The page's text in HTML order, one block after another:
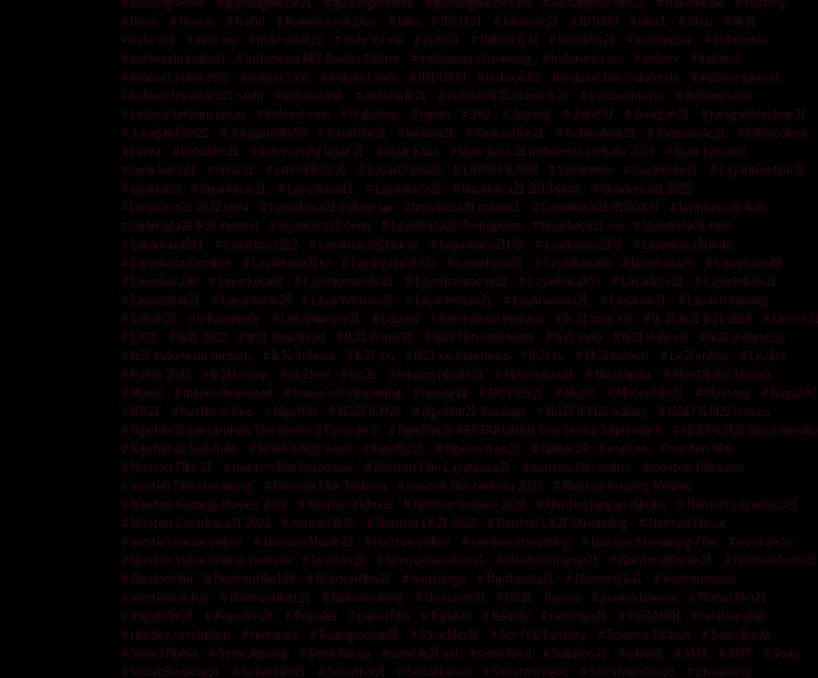
hooq
Horror hotel human evolution Idlix IDLIX21 Idmovie21 IDNXXI idxx1 Idxxi
ilk21
indo xx1
indo xxi indo xxi lk21 indo xxi xxi indo21 INDOFILM Indofilm21 indomovie
Indonesia
indonesia indoxxi
Indonesia Milf Boobs Online indonesia streaming indonesia xxi indoxx
indoxx1
indoxx1 indonesia
indoxx1 xxi indoxx1.com INDOXXI indoxxi bz indoxxi film indonesia
indoxxi ganool
indoxxi layarkaca21 semi
indoxxi link indoxxi lk21 indoxxi lk21 movie lk21 indoxxi movie
indoxxi semi
indoxxi terbaru japan
indoxxi.com itubokep japan JAV Jepang JoinXXI Juragan21
juraganbioskop21
JuraganFilm21
Juraganfilm99 Kacafilm21 kawan21 Kawanfilm21 Kebioskop21 Kingmovie21
klikbioskop
korea
kotafilm21 kstreaming layar 21 layar kaca layar kaca 21 indonesia terbaru 2019
layar kaca xxi
layar kaca21
layar21 LAYARBOS21 LayarDunia21 LAYARFILM99 Layarindo Layarindo21
Layarindofilm21
layarkaca
layarkaca 21 Layarkaca11 Layarkaca21 layarkaca21 2019 semi
layarkaca21 2022
layarkaca21 2022 semi
Layarkaca21 indonesia layarkaca21 indoxx1 Layarkaca21 INDOXXI
layarkaca21 lk21
layarkaca21 lk21 indoxxi
layarkaca21 semi Layarkaca21 Terpopuler layarkaca21 xxi
layarkaca21.com
Layarkaca211
Layarkaca212 Layarkaca21bluray Layarkaca21HD Layarkaca21id
Layarkaca21indo
Layarkaca21online
Layarkaca21tv Layarkaca21XXI Layarkaca55 Layarkaca66 layarkaca71
Layarkaca88
Layarkaca99
Layarkacaid Layarkacaindo21 Layarkacasemi21 LayarkacaXXI Layarkita21
Layarlebah21
Layarlebar21
Layarlebar24 Layarnonton21 Layarteman21 Layarwarna21 Layarxxi21
Layastreaming
Lebah21
lebahmovie Lebahmovie21 Ligaxxi link indoxxi terbaru lk 21 indo xxi lk 21 lk21 lk21 2019
Lk net21
LK21
lk21 2022 lk21 download lk21 Dunia21 lk21 film indonesia lk21 indo lk21 indo xxi
lk21 indonesia
lk21 indonesia terbaru
lk21 indoxxi lk21 xxi lk21 xxi indonesia lk21.tv Lk21indoxxi Lk21online
Lk21tv
lk21tv 2022
lk21tv.com Lk21xxi lkc21 london movie21 Menonton21 Mov18plus
Mov18plus Movies
Movie
movie download movie xxi streaming movie21 MOVIES21 Music MuterFilm21 Mystery
NagaXXI
NB21
netflix online Ngefilm NGEFILM21 Ngefilm21 Bioskop NGEFILM21 Galaxy
NGEFILM21 homes
Ngefilm21 pertaruhan The Series 2 Episode 5
Ngefilm21 PERTARUHAN The Series 2 Episode 6
NGEFILM21 Siksa Neraka
Ngefilm21 Sub Indo
NGEFILM21 work Ngeflix21 Ngenonton21 Nobar24 nonton
nonton film
Nonton Film 21
nonton film Indonesia Nonton Film Layarkaca21 nonton film online
nonton film semi
nonton film streaming
Nonton Film Terbaru nonton film terbaru 2022
Nonton Gudang Movies
Nonton Gudang Movies 2022
Nonton Indoxxi Nonton Indoxxi 2022 Nonton jangan dibuka
Nonton Layarkaca21
Nonton Layarkaca21 2022
nonton lk21 Nonton LK21 2022 Nonton LK21 Streaming
Nonton Movie
nonton movie online
Nonton Movie21 nonton online nonton streaming Nonton Streaming Film
nonton tv
Nonton Video Online Terbaru
Nonton21 Nontonbioskop21 Nontoncinema21 NontondDunia21
Nontondunia21
Nontonfilm
Nontonfilm168 Nontonfilm21 nontongo Nontonku21 NontonLk21
nontonmovie
nontonsantuy
Nontontiket21 Nontonulang NontonXXI NS21 paris pencuri movie
Planetfilm21
Pojokfilm21
Popcorn21 Populer pusatfilm RajaXXI Reality rebahan21 REBAHIN
relationship
remake revolution
romance Ruangmovie21 Savefilm21 Sci-Fi & Fantasy Science Fiction
Semi Barat
Semi Filipina
Semi Jepang Semi Korea semi lk21 xxi semi lokal Siapbos21 sibling SMA SMP
Soap
SobatBioskop21
Sobatfilm21 Sobathd21 Sobatkeren Sobatmovie21 Sobatnonton21
streaming